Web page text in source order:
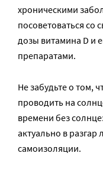
хроническими
посоветоваться со
дозы витамина D и
препаратами.
Не забудьте о том,
проводить на
времени без
актуально в разгар
самоизоляции.